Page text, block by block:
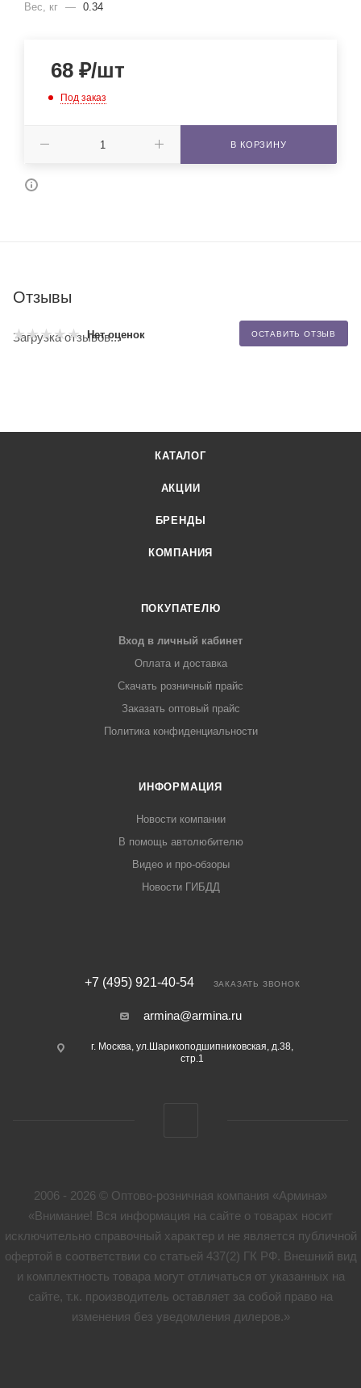
Вес, кг — 0.34
68 ₽/шт
Под заказ
В КОРЗИНУ
Отзывы
Нет оценок ОСТАВИТЬ ОТЗЫВ
Загрузка отзывов...
КАТАЛОГ
АКЦИИ
БРЕНДЫ
КОМПАНИЯ
ПОКУПАТЕЛЮ
Вход в личный кабинет
Оплата и доставка
Скачать розничный прайс
Заказать оптовый прайс
Политика конфиденциальности
ИНФОРМАЦИЯ
Новости компании
В помощь автолюбителю
Видео и про-обзоры
Новости ГИБДД
+7 (495) 921-40-54 ЗАКАЗАТЬ ЗВОНОК
armina@armina.ru
г. Москва, ул.Шарикоподшипниковская, д.38,
стр.1
2006 - 2026 © Оптово-розничная компания «Армина»
«Внимание! Вся информация на сайте о товарах носит
исключительно справочный характер и не является публичной
офертой в соответствии со статьей 437(2) ГК РФ. Внешний вид
и комплектность товара могут отличаться от указанных на
сайте, т.к. производитель оставляет за собой право на
изменения без уведомления дилеров.»